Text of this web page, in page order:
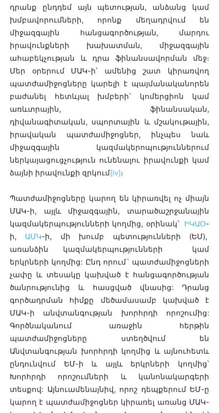
դրանք ընդդեմ այն պետության, անձանց կամ
խմբավորումների, որոնք մեղադրվում են
միջազգային հանցագործության, մարդու
իրավունքների խախատման, միջազգային
ահաբեկչության և դրա ֆինանսավորման մեջ։
Մեր օրերում ՄԱԿ-ի՝ ամենից շատ կիրառվող
պատժամիջոցները կարելի է պայմանականորեն
բաժանել հետևյալ խմբերի՝ կոմերցիոն կամ
առևտրային, ֆինանսական,
դիվանագիտական, սպորտային և մշակութային,
իրավական պատժամիջոցներ, ինչպես նաև
միջազգային կազմակերոպություններում
ներկայացուցչություն ունենալու իրավունքի կամ
ձայնի իրավունքի զրկում[iv]։
Պատժամիջոցները կարող են կիրառվել ոչ միայն
ՄԱԿ-ի, այլև միջազգային, տարածաշրջանային
կազմակերպությունների կողմից, օրինակ՝ ԻԿԱՕ-
ի, ԱՄԿ-ի, մի խումբ պետությունների (ԵՄ),
առանձին կազմակերպությունների կամ
երկրների կողմից: Ընդ որում` պատժամիջոցների
չափը և տեսակը կախված է հանցագործության
ծանրությունից և հասցված վնասից: Դրանց
գործադրման հիմքը մեծամասամբ կախված է
ՄԱԿ-ի անվտանգության խորհրդի որոշումից:
Գործնականում առաջին հերթին
պատժամիջոցները ստեղծվում են
Անվտանգության խորհրդի կողմից և այնուհետև
ընդունվում ԵՄ-ի և այլև երկրների կողմից՝
Խորհրդի որոշումների և կանոնակարգերի
տեսքով: Այնուամենայնիվ, որոշ դեպքերում ԵՄ-ը
կարող է պատժամիջոցներ կիրառել առանց ՄԱԿ-